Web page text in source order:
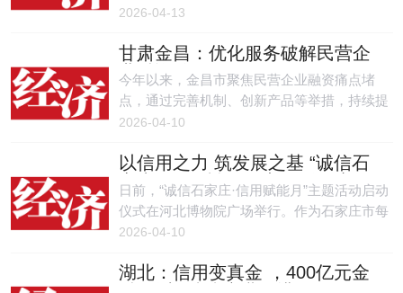
等损害人民群众权益问题，国家广播电视总局
会同省级广电行政部门制定专门工作方案，采
取投诉受理、监测排查、研判认定、督促整改
等措施，加大处置力度，加强协同治理，确保
对违规广告及时发现、准确识别、有效处理。
虚假宣传医药广告。
2026-04-13
甘肃金昌：优化服务破解民营企
业融资难题
今年以来，金昌市聚焦民营企业融资痛点堵
点，通过完善机制、创新产品等举措，持续提
升金融服务质效，打通小微企业融资的堵点和
获得感不断提升。
2026-04-10
以信用之力 筑发展之基 “诚信石
家庄·信用赋能月” 主题活动启动
日前，“诚信石家庄·信用赋能月”主题活动启动
仪式在河北博物院广场举行。作为石家庄市每
年持续开展的品牌信用活动，今年该活动
用之力为城市发展注入长远动能。
2026-04-10
湖北：信用变真金 ，400亿元金